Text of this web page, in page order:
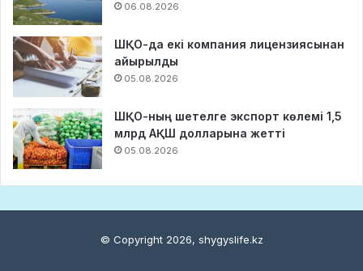
06.08.2026
ШҚО-да екі компания лицензиясынан
айырылды
05.08.2026
ШҚО-ның шетелге экспорт көлемі 1,5
млрд АҚШ долларына жетті
05.08.2026
© Copyright 2026, shygyslife.kz